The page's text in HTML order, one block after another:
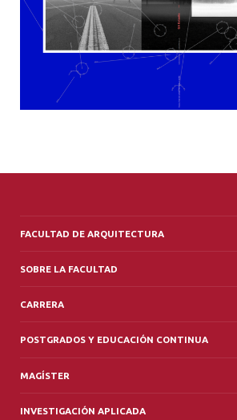
FACULTAD DE ARQUITECTURA
SOBRE LA FACULTAD
CARRERA
POSTGRADOS Y EDUCACIÓN CONTINUA
MAGÍSTER
INVESTIGACIÓN APLICADA